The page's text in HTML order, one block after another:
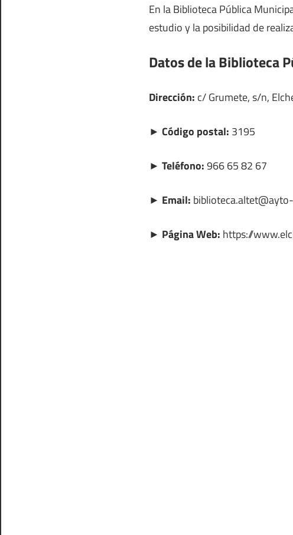
En la Biblioteca Pública
estudio y la posibilidad de
Datos de la Biblioteca
Dirección: c/ Grumete, s/n,
► Código postal: 3195
► Teléfono:966 65 82 67
► Email:
► Página Web: https://